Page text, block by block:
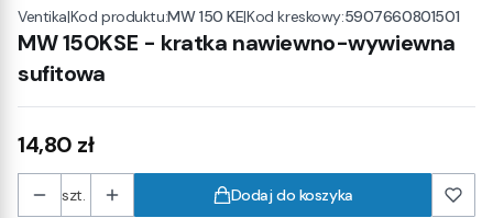
Ventika|Kod produktu:MW 150 KE|Kod kreskowy:5907660801501
MW 150KSE - kratka nawiewno-wywiewna
sufitowa
Cena
14,80 zł
szt. Dodaj do koszyka